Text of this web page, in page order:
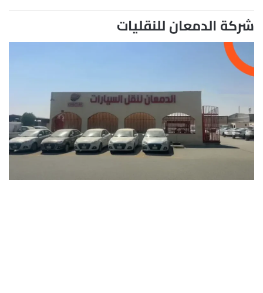
شركة الدمعان للنقليات